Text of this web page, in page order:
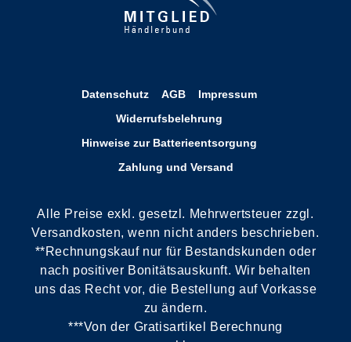
Datenschutz AGB
Impressum
Widerrufsbelehrung
Hinweise zur Batterieentsorgung
Zahlung und Versand
Alle Preise exkl. gesetzl. Mehrwertsteuer zzgl.
Versandkosten, wenn nicht anders beschrieben.
**Rechnungskauf nur für Bestandskunden oder
nach positiver Bonitätsauskunft. Wir behalten
uns das Recht vor, die Bestellung auf Vorkasse
zu ändern.
***Von der Gratisartikel Berechnung